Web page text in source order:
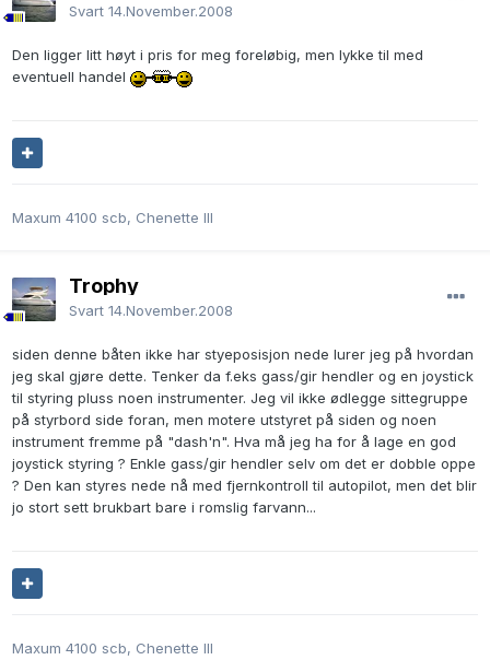
Svart 14.November.2008
Den ligger litt høyt i pris for meg foreløbig, men lykke til med
eventuell handel
Maxum 4100 scb, Chenette III
Trophy
Svart 14.November.2008
siden denne båten ikke har styeposisjon nede lurer jeg på hvordan
jeg skal gjøre dette. Tenker da f.eks gass/gir hendler og en joystick
til styring pluss noen instrumenter. Jeg vil ikke ødlegge sittegruppe
på styrbord side foran, men motere utstyret på siden og noen
instrument fremme på "dash'n". Hva må jeg ha for å lage en god
joystick styring ? Enkle gass/gir hendler selv om det er dobble oppe
? Den kan styres nede nå med fjernkontroll til autopilot, men det blir
jo stort sett brukbart bare i romslig farvann...
Maxum 4100 scb, Chenette III